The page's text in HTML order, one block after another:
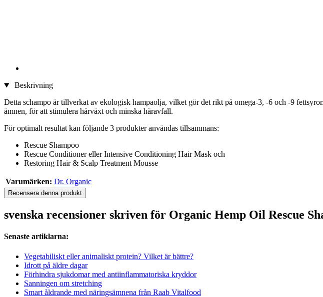
Beskrivning
Detta schampo är tillverkat av ekologisk hampaolja, vilket gör det rikt på omega-3, -6 och -9
ämnen, för att stimulera hårväxt och minska håravfall.
För optimalt resultat kan följande 3 produkter användas tillsammans:
Rescue Shampoo
Rescue Conditioner eller Intensive Conditioning Hair Mask och
Restoring Hair & Scalp Treatment Mousse
Varumärken: Dr. Organic
Recensera denna produkt
svenska recensioner skriven för Organic Hemp Oil Rescue
Senaste artiklarna:
Vegetabiliskt eller animaliskt protein? Vilket är bättre?
Idrott på äldre dagar
Förhindra sjukdomar med antiinflammatoriska kryddor
Sanningen om stretching
Smart åldrande med näringsämnena från Raab Vitalfood